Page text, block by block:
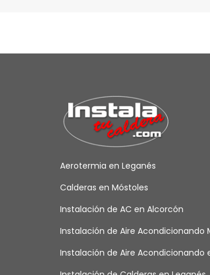
Aerotermia en Leganés
Calderas en Móstoles
Instalación de AC en Alcorcón
Instalación de Aire Acondicionando
Instalación de Aire Acondicionando